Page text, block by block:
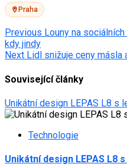
Praha
Post
navigation
Previous Louny na
kdy jindy
Next Lidl snižuje ceny másla
Související články
Unikátní design LEPAS L8 s
Technologie
Unikátní design LEPAS L8